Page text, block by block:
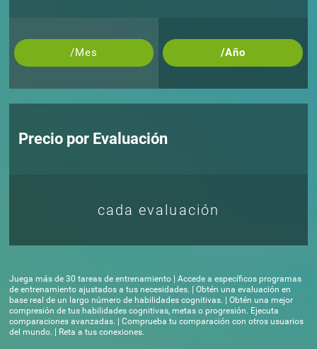
/Mes /Año
Precio por Evaluación
cada evaluación
Juega más de 30 tareas de entrenamiento | Accede a específicos programas
de entrenamiento ajustados a tus necesidades. | Obtén una evaluación en
base real de un largo número de habilidades cognitivas. | Obtén una mejor
compresión de tus habilidades cognitivas, metas o progresión. Ejecuta
comparaciones avanzadas. | Comprueba tu comparación con otros usuarios
del mundo. | Reta a tus conexiones.